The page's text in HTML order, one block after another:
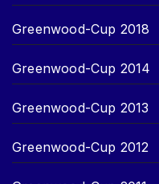
Greenwood-Cup 2018
Greenwood-Cup 2014
Greenwood-Cup 2013
Greenwood-Cup 2012